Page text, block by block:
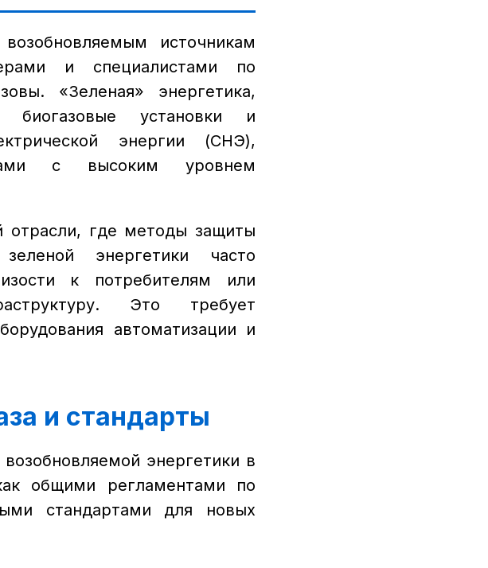
источникам
и специалистами по
«Зеленая» энергетика,
биогазовые установки и
энергии (СНЭ),
с высоким уровнем
отрасли, где методы защиты
энергетики часто
к потребителям или
Это требует
автоматизации и
и стандарты
энергетики в
общими регламентами по
стандартами для новых